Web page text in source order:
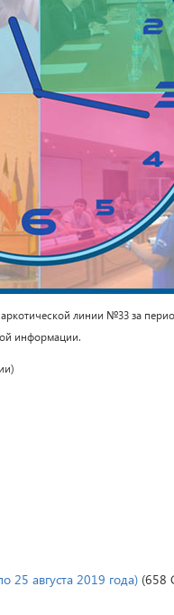
линии №33 за период
информации.
25 августа 2019 года) (658